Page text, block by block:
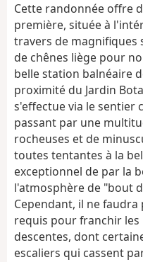
Cette randonnée offre
première, située à
travers de magnifiques
de chênes liège pour
belle station balnéaire
proximité du Jardin
s'effectue via le sentier
passant par une
rocheuses et de
toutes tentantes à la
exceptionnel de par la
l'atmosphère de "bout
Cependant, il ne
requis pour franchir
descentes, dont
escaliers qui cassent